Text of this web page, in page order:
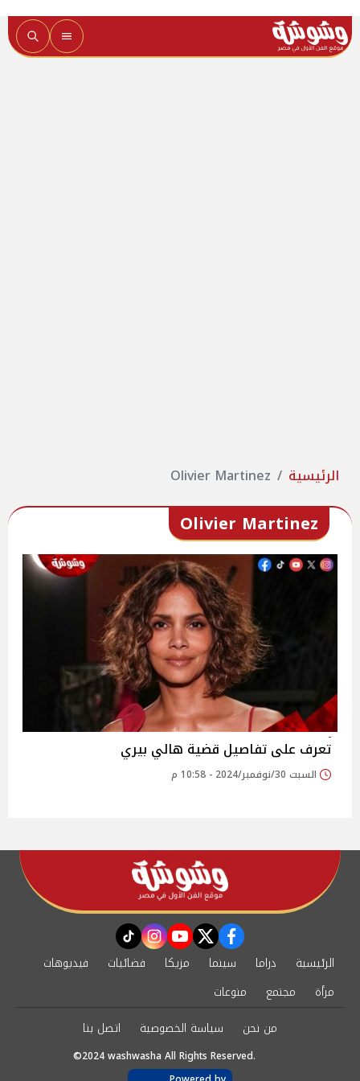
الرئيسية Olivier Martinez
Olivier Martinez
تعرف على تفاصيل قضية هالي بيري
السبت 30/نوفمبر/2024 - 10:58 م
facebook
twitter
youtube
instagram
tiktok
الرئيسية دراما سينما مزيكا فضائيات
فيديوهات
مرأة
مجتمع
منوعات
من نحن
سياسة الخصوصية اتصل بنا
©2024 washwasha All Rights Reserved.